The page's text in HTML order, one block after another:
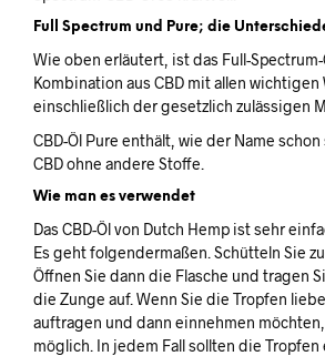
Full Spectrum und Pure; die
Wie oben erläutert, ist das Full-Spectrum-
Kombination aus CBD mit allen wichtigen
einschließlich der gesetzlich zulässigen
CBD-Öl Pure enthält, wie der Name
CBD ohne andere Stoffe.
Wie man es verwendet
Das CBD-Öl von Dutch Hemp ist sehr
Es geht folgendermaßen. Schütteln Sie
Öffnen Sie dann die Flasche und tragen
die Zunge auf. Wenn Sie die Tropfen
auftragen und dann einnehmen
möglich. In jedem Fall sollten die